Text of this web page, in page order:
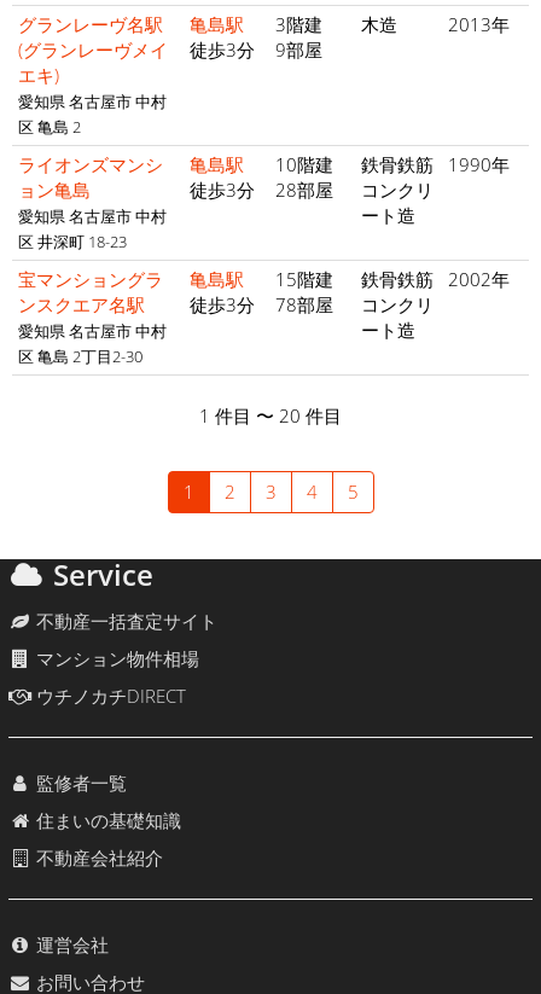
グランレーヴ名駅
(グランレーヴメイ
エキ)
愛知県 名古屋市 中村
区 亀島 2
亀島駅
徒歩3分
3階建
9部屋
木造 2013年
ライオンズマンシ
ョン亀島
愛知県 名古屋市 中村
区 井深町 18-23
亀島駅
徒歩3分
10階建
28部屋
鉄骨鉄筋
コンクリ
ート造
1990年
宝マンショングラ
ンスクエア名駅
愛知県 名古屋市 中村
区 亀島 2丁目2-30
亀島駅
徒歩3分
15階建
78部屋
鉄骨鉄筋
コンクリ
ート造
2002年
1 件目 〜 20 件目
1 2 3 4 5
Service
不動産一括査定サイト
マンション物件相場
ウチノカチDIRECT
監修者一覧
住まいの基礎知識
不動産会社紹介
運営会社
お問い合わせ